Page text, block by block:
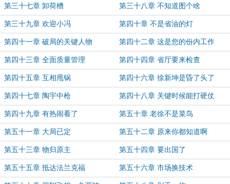
第三十七章 卸荷槽 第三十八章 不知道图个啥
第三十九章 欢迎小冯 第四十章 不是省油的灯
第四十一章 破局的关键人物 第四十二章 这是您的份内工作
第四十三章 全面质量管理 第四十四章 省厅要来检查
第四十五章 互相甩锅 第四十六章 徐新坤是昏了头了
第四十七章 陶宇中枪 第四十八章 关键时候能打硬仗
第四十九章 有热闹看了 第五十章 老徐不是菜鸟
第五十一章 大局已定 第五十二章 原来你都知道啊
第五十三章 物归原主 第五十四章 要出国了
第五十五章 抵达法兰克福 第五十六章 市场换技术